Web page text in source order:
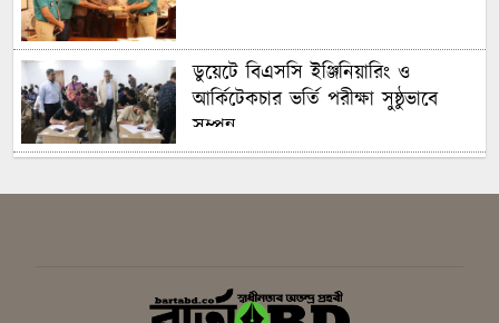
ডুয়েটে বিএসসি ইঞ্জিনিয়ারিং ও
আর্কিটেকচার ভর্তি পরীক্ষা সুষ্ঠুভাবে
সম্পন্ন
ইয়াস বাংলাদেশের সচেতনতামূলক
কর্মশালা অনুষ্ঠিত